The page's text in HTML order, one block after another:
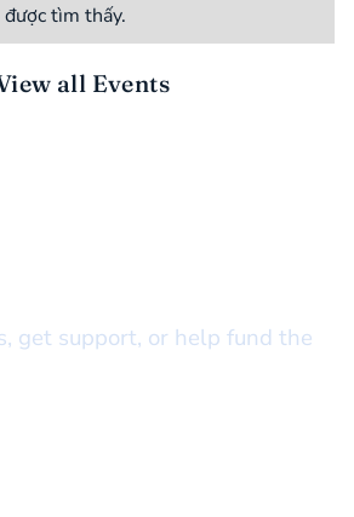
tìm thấy.
all Events
get support, or help fund the